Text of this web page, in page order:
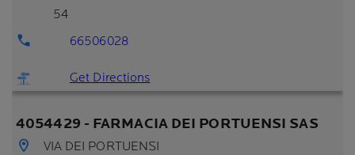
54
66506028
Get Directions
4054429 - FARMACIA DEI PORTUENSI SAS
VIA DEI PORTUENSI